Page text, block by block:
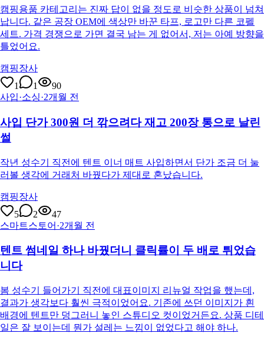
캠핑용품 카테고리는 진짜 답이 없을 정도로 비슷한 상품이 넘쳐
납니다. 같은 공장 OEM에 색상만 바꾼 타프, 로고만 다른 코펠
세트. 가격 경쟁으로 가면 결국 남는 게 없어서, 저는 아예 방향을
틀었어요.
캠핑장사
1
1
90
사입·소싱·2개월 전
사입 단가 300원 더 깎으려다 재고 200장 통으로 날린
썰
작년 성수기 직전에 텐트 이너 매트 사입하면서 단가 조금 더 눌
러볼 생각에 거래처 바꿨다가 제대로 혼났습니다.
캠핑장사
5
2
47
스마트스토어 ·2개월 전
텐트 썸네일 하나 바꿨더니 클릭률이 두 배로 튀었습
니다
봄 성수기 들어가기 직전에 대표이미지 리뉴얼 작업을 했는데,
결과가 생각보다 훨씬 극적이었어요. 기존에 쓰던 이미지가 흰
배경에 텐트만 덩그러니 놓인 스튜디오 컷이었거든요. 상품 디테
일은 잘 보이는데 뭔가 설레는 느낌이 없었다고 해야 하나.